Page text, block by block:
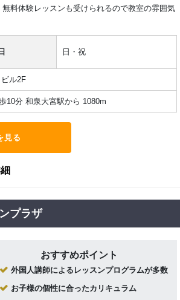
料体験レッスンも受けられるので教室の雰囲気
日・祝
ル2F
10分 和泉大宮駅から 1080m
見る
プラザ
おすすめポイント
外国人講師によるレッスンプログラムが多数
お子様の個性に合ったカリキュラム